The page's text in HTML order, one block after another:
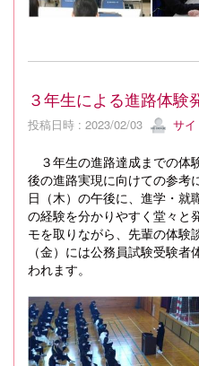
３年生による進路体験
投稿日時 : 2023/02/03 サ
３年生の進路達成までの体
後の進路実現に向けての参考
日（木）の午後に、進学・就
の経験を分かりやすく堂々と
モを取りながら、先輩の体験
（金）には公務員試験受験
われます。